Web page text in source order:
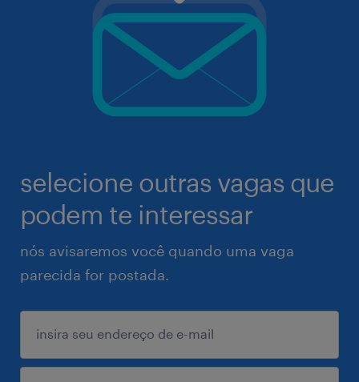
selecione outras vagas que
podem te interessar
nós avisaremos você quando uma vaga
parecida for postada.